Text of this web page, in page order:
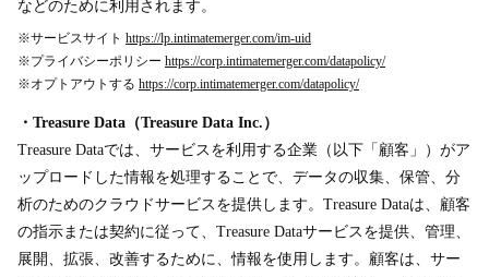
などのために利用されます。
※サービスサイト https://lp.intimatemerger.com/im-uid
※プライバシーポリシー https://corp.intimatemerger.com/datapolicy/
※オプトアウトする https://corp.intimatemerger.com/datapolicy/
・Treasure Data（Treasure Data Inc.）
Treasure Dataでは、サービスを利用する企業（以下「顧客」）がア
ップロードした情報を処理することで、データの収集、保管、分
析のためのクラウドサービスを提供します。Treasure Dataは、顧客
の指示または契約に従って、Treasure Dataサービスを提供、管理、
展開、拡張、改善するために、情報を使用します。顧客は、サー